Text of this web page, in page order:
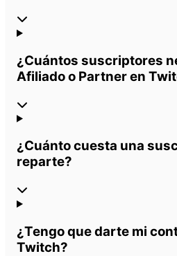
¿Cuántos suscriptores
Afiliado o Partner en
¿Cuánto cuesta una
reparte?
¿Tengo que darte mi
Twitch?